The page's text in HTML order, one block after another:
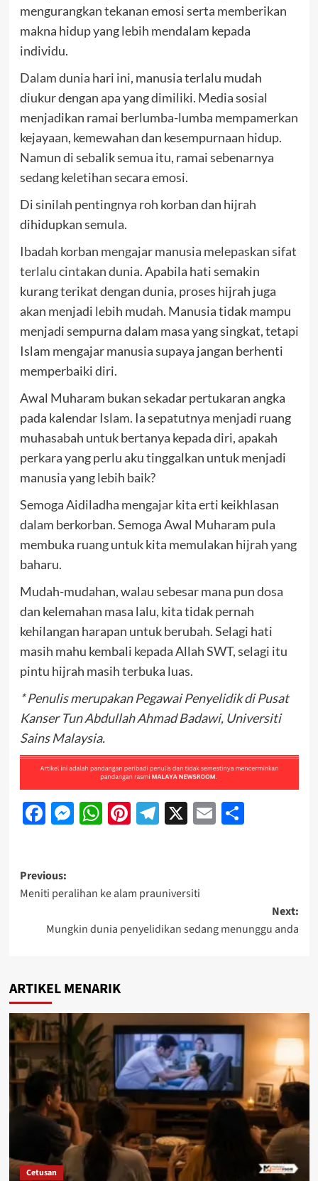
mengurangkan tekanan emosi serta memberikan
makna hidup yang lebih mendalam kepada
individu.
Dalam dunia hari ini, manusia terlalu mudah
diukur dengan apa yang dimiliki. Media sosial
menjadikan ramai berlumba-lumba mempamerkan
kejayaan, kemewahan dan kesempurnaan hidup.
Namun di sebalik semua itu, ramai sebenarnya
sedang keletihan secara emosi.
Di sinilah pentingnya roh korban dan hijrah
dihidupkan semula.
Ibadah korban mengajar manusia melepaskan sifat
terlalu cintakan dunia. Apabila hati semakin
kurang terikat dengan dunia, proses hijrah juga
akan menjadi lebih mudah. Manusia tidak mampu
menjadi sempurna dalam masa yang singkat, tetapi
Islam mengajar manusia supaya jangan berhenti
memperbaiki diri.
Awal Muharam bukan sekadar pertukaran angka
pada kalendar Islam. Ia sepatutnya menjadi ruang
muhasabah untuk bertanya kepada diri, apakah
perkara yang perlu aku tinggalkan untuk menjadi
manusia yang lebih baik?
Semoga Aidiladha mengajar kita erti keikhlasan
dalam berkorban. Semoga Awal Muharam pula
membuka ruang untuk kita memulakan hijrah yang
baharu.
Mudah-mudahan, walau sebesar mana pun dosa
dan kelemahan masa lalu, kita tidak pernah
kehilangan harapan untuk berubah. Selagi hati
masih mahu kembali kepada Allah SWT, selagi itu
pintu hijrah masih terbuka luas.
* Penulis merupakan Pegawai Penyelidik di Pusat
Kanser Tun Abdullah Ahmad Badawi, Universiti
Sains Malaysia.
Facebook
Messenger
WhatsApp
Pinterest
Telegram
X EmailShare
Previous:
Meniti peralihan ke alam prauniversiti
Next:
Mungkin dunia penyelidikan sedang menunggu anda
ARTIKEL MENARIK
Cetusan